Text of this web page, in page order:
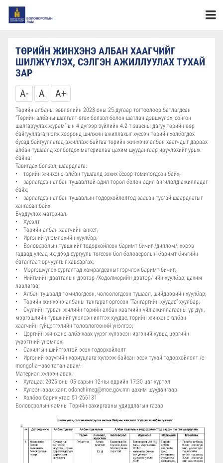
ТӨРИЙН ЖИНХЭНЭ АЛБАН ХААГЧИЙГ
ШИЛЖҮҮЛЭХ, СЭЛГЭН АЖИЛЛУУЛАХ ТУХАЙ
ЗАР
A-
A A+
Төрийн албаны зөвлөлийн 2023 оны 25 дугаар тогтоолоор батлагдсан
“Төрийн албаны шалгалт өгөх болзол болон шатлан дэвшүүлэх, сонгон
шалгаруулах журам”-ын 4 дүгээр зүйлийн 4.2-т заасны дагуу төрийн өөр
байгууллага, нэгж хооронд шилжин ажиллахыг хүссэн төрийн холбогдох
бусад байгууллагад ажиллаж байгаа төрийн жинхэнэ албан хаагчдыг дараах
албан тушаалд холбогдох материалаа цахим шуудангаар ирүүлэхийг урьж
байна.
Тавигдах болзол, шаардлага:
• төрийн жинхэнэ албан тушаалд зохих ёсоор томилогдсон байх;
• зарлагдсан албан тушаалтай адил төрөл болон адил ангилалд ажилладаг
байх;
• зарлагдсан албан тушаалын тодорхойлолтод заасан тусгай шаардлагыг
хангасан байх.
Бүрдүүлэх материал:
• Хүсэлт
• Төрийн албан хаагчийн анкет;
• Иргэний үнэмлэхийн хуулбар;
• Боловсролын түвшнийг тодорхойлсон баримт бичиг /диплом/, хэрэв
гадаад улсад их, дээд сургууль төгссөн бол боловсролын баримт бичгийн
баталгаат орчуулгыг хавсаргах;
• Мэргэшүүлэх сургалтад хамрагдсаныг гэрчлэх баримт бичиг;
• Нийгмийн даатгалын дэвтэр /Хөдөлмөрийн дэвтэр/-ийн хуулбар, цахим
лавлагаа;
• Албан тушаалд томилогдсон, чөлөөлөгдсөн тушаал, шийдвэрийн хуулбар;
• Төрийн жинхэнэ албаны тангараг өргөсөн “Тангаргийн хуудас” хуулбар;
• Сүүлийн гурван жилийн төрийн албан хаагчийн үйл ажиллагааны үр дүн,
мэргэшлийн түвшнийг үнэлсэн илтгэх хуудас, төрийн жинхэнэ албан
хаагчийн гүйцэтгэлийн төлөвлөгөөний үнэлгээ;
• Цэргийн жинхэнэ алба хаах үүрэг хүлээсэн иргэний хувьд цэргийн
үүрэгтний үнэмлэх;
• Сахилгын шийтгэлтэй эсэх тодорхойлолт
• Иргэний эрүүгийн хариуцлага хүлээж байсан эсэх тухай тодорхойлолт /e-
mongolia–аас татан авах/.
Материал хүлээн авах:
• Хугацаа: 2025 оны 05 сарын 12-ны өдрийн 17:30 цаг хүртэл
• Хүлээн авах хаяг: odonchimeg@moe.gov.mn цахим шуудангаар
• Холбоо барих утас: 51-266131
Боловсролын яамны Төрийн захиргааны удирдлагын газар